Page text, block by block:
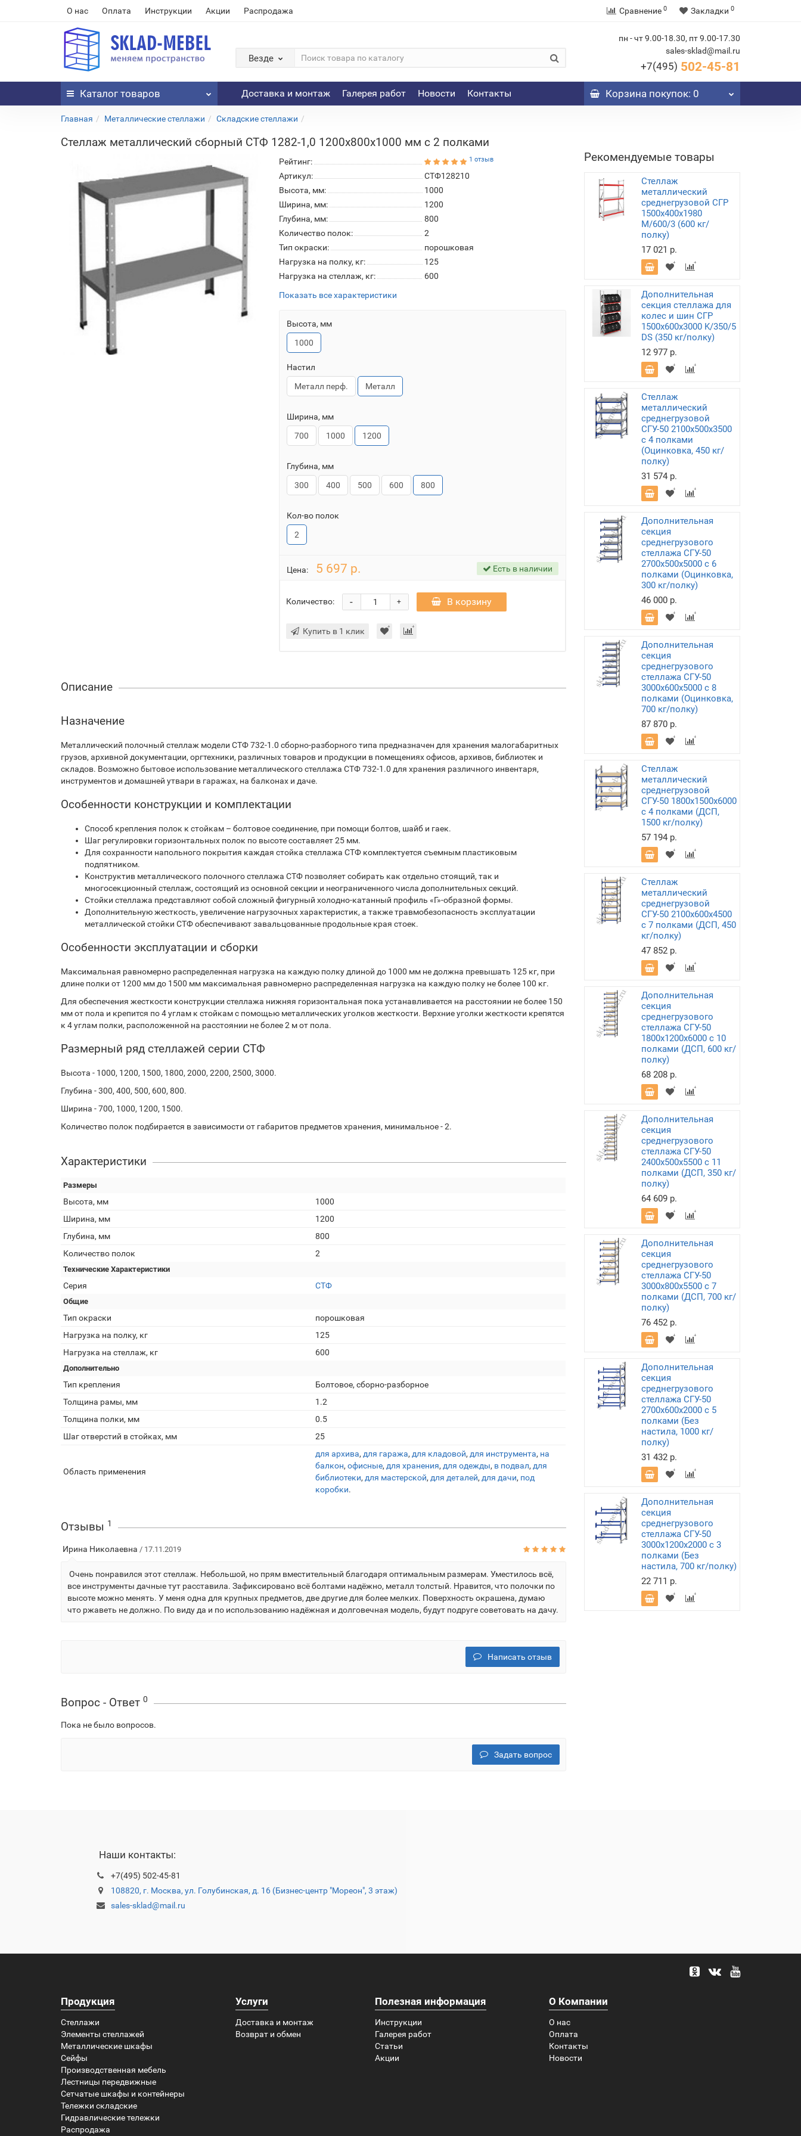
О нас Оплата Инструкции Акции Распродажа Сравнение 0 Закладки 0
Везде
пн - чт 9.00-18.30, пт 9.00-17.30
sales-sklad@mail.ru
+7(495) 502-45-81
Каталог товаров Доставка и монтаж Галерея работ Новости Контакты Корзинапокупок: 0
Главная Металлические стеллажи Складские стеллажи
Стеллаж металлический сборный СТФ 1282-1,0 1200х800х1000 мм с 2 полками
Рейтинг: 1 отзыв
Артикул:
СТФ128210
Высота, мм:
1000
Ширина, мм:
1200
Глубина, мм:
800
Количество полок:
2
Тип окраски:
порошковая
Нагрузка на полку, кг:
125
Нагрузка на стеллаж, кг:
600
Показать все характеристики
Высота, мм
1000
Настил
Металл перф.
Металл
Ширина, мм
700
1000 1200
Глубина, мм
300
400 500 600 800
Кол-во полок
2
Цена: 5 697 р. Есть в наличии
Количество: +
- В корзину
Купить в 1 клик
Описание
Назначение
Металлический полочный стеллаж модели СТФ 732-1.0 сборно-разборного типа предназначен для хранения малогабаритных
грузов, архивной документации, оргтехники, различных товаров и продукции в помещениях офисов, архивов, библиотек и
складов. Возможно бытовое использование металлического стеллажа СТФ 732-1.0 для хранения различного инвентаря,
инструментов и домашней утвари в гаражах, на балконах и даче.
Особенности конструкции и комплектации
Способ крепления полок к стойкам – болтовое соединение, при помощи болтов, шайб и гаек.
Шаг регулировки горизонтальных полок по высоте составляет 25 мм.
Для сохранности напольного покрытия каждая стойка стеллажа СТФ комплектуется съемным пластиковым
подпятником.
Конструктив металлического полочного стеллажа СТФ позволяет собирать как отдельно стоящий, так и
многосекционный стеллаж, состоящий из основной секции и неограниченного числа дополнительных секций.
Стойки стеллажа представляют собой сложный фигурный холодно-катанный профиль «Г»-образной формы.
Дополнительную жесткость, увеличение нагрузочных характеристик, а также травмобезопасность эксплуатации
металлической стойки СТФ обеспечивают завальцованные продольные края стоек.
Особенности эксплуатации и сборки
Максимальная равномерно распределенная нагрузка на каждую полку длиной до 1000 мм не должна превышать 125 кг, при
длине полки от 1200 мм до 1500 мм максимальная равномерно распределенная нагрузка на каждую полку не более 100 кг.
Для обеспечения жесткости конструкции стеллажа нижняя горизонтальная пока устанавливается на расстоянии не более 150
мм от пола и крепится по 4 углам к стойкам с помощью металлических уголков жесткости. Верхние уголки жесткости крепятся
к 4 углам полки, расположенной на расстоянии не более 2 м от пола.
Размерный ряд стеллажей серии СТФ
Высота - 1000, 1200, 1500, 1800, 2000, 2200, 2500, 3000.
Глубина - 300, 400, 500, 600, 800.
Ширина - 700, 1000, 1200, 1500.
Количество полок подбирается в зависимости от габаритов предметов хранения, минимальное - 2.
Характеристики
Размеры
Высота, мм
1000
Ширина, мм
1200
Глубина, мм
800
Количество полок
2
Технические Характеристики
Серия СТФ
Общие
Тип окраски
порошковая
Нагрузка на полку, кг
125
Нагрузка на стеллаж, кг
600
Дополнительно
Тип крепления
Болтовое, сборно-разборное
Толщина рамы, мм
1.2
Толщина полки, мм
0.5
Шаг отверстий в стойках, мм
25
Область применения
для архива, для гаража, для кладовой, для инструмента, на
балкон, офисные, для хранения, для одежды, в подвал, для
библиотеки, для мастерской, для деталей, для дачи, под
коробки.
Отзывы 1
Ирина Николаевна / 17.11.2019
Очень понравился этот стеллаж. Небольшой, но прям вместительный благодаря оптимальным размерам. Уместилось всё,
все инструменты дачные тут расставила. Зафиксировано всё болтами надёжно, металл толстый. Нравится, что полочки по
высоте можно менять. У меня одна для крупных предметов, две другие для более мелких. Поверхность окрашена, думаю
что ржаветь не должно. По виду да и по использованию надёжная и долговечная модель, будут подруге советовать на дачу.
Написать отзыв
Вопрос - Ответ 0
Пока не было вопросов.
Задать вопрос
Рекомендуемые товары
Стеллаж
металлический
среднегрузовой СГР
1500х400х1980
M/600/3 (600 кг/
полку)
17 021 р.
Дополнительная
секция стеллажа для
колес и шин СГР
1500х600х3000 K/350/5
DS (350 кг/полку)
12 977 р.
Стеллаж
металлический
среднегрузовой
СГУ-50 2100х500х3500
с 4 полками
(Оцинковка, 450 кг/
полку)
31 574 р.
Дополнительная
секция
среднегрузового
стеллажа СГУ-50
2700х500х5000 с 6
полками (Оцинковка,
300 кг/полку)
46 000 р.
Дополнительная
секция
среднегрузового
стеллажа СГУ-50
3000х600х5000 с 8
полками (Оцинковка,
700 кг/полку)
87 870 р.
Стеллаж
металлический
среднегрузовой
СГУ-50 1800х1500х6000
с 4 полками (ДСП,
1500 кг/полку)
57 194 р.
Стеллаж
металлический
среднегрузовой
СГУ-50 2100х600х4500
с 7 полками (ДСП, 450
кг/полку)
47 852 р.
Дополнительная
секция
среднегрузового
стеллажа СГУ-50
1800х1200х6000 с 10
полками (ДСП, 600 кг/
полку)
68 208 р.
Дополнительная
секция
среднегрузового
стеллажа СГУ-50
2400х500х5500 с 11
полками (ДСП, 350 кг/
полку)
64 609 р.
Дополнительная
секция
среднегрузового
стеллажа СГУ-50
3000х800х5500 с 7
полками (ДСП, 700 кг/
полку)
76 452 р.
Дополнительная
секция
среднегрузового
стеллажа СГУ-50
2700х600х2000 с 5
полками (Без
настила, 1000 кг/
полку)
31 432 р.
Дополнительная
секция
среднегрузового
стеллажа СГУ-50
3000х1200х2000 с 3
полками (Без
настила, 700 кг/полку)
22 711 р.
Наши контакты:
+7(495) 502-45-81
108820, г. Москва, ул. Голубинская, д. 16 (Бизнес-центр "Мореон", 3 этаж)
sales-sklad@mail.ru
Продукция
Стеллажи
Элементы стеллажей
Металлические шкафы
Сейфы
Производственная мебель
Лестницы передвижные
Сетчатые шкафы и контейнеры
Тележки складские
Гидравлические тележки
Распродажа
Услуги
Доставка и монтаж
Возврат и обмен
Полезная информация
Инструкции
Галерея работ
Статьи
Акции
О Компании
О нас
Оплата
Контакты
Новости